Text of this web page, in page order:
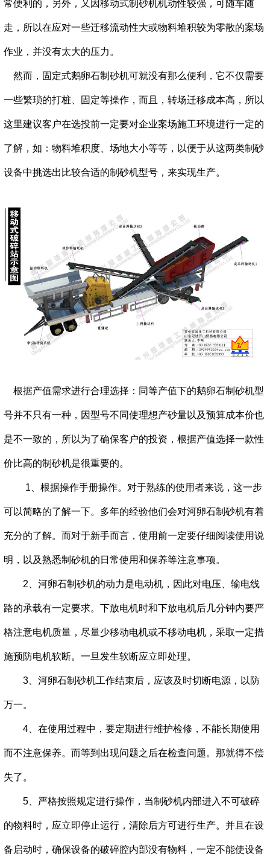
常便利的，另外，又因移动式制砂机机动性较强，可随车随
走，所以在应对一些迁移流动性大或物料堆积较为零散的案场
作业，并没有太大的压力。
然而，固定式鹅卵石制砂机可就没有那么便利，它不仅需要
一些繁琐的打桩、固定等操作，而且，转场迁移成本高，所以
这里建议客户在选投前一定要对企业案场施工环境进行一定的
了解，如：物料堆积度、场地大小等等，以便于从这两类制砂
设备中挑选出比较合适的制砂机型号，来实现生产。
根据产值需求进行合理选择：同等产值下的鹅卵石制砂机型
号并不只有一种，因型号不同使理想产砂量以及预算成本价也
是不一致的，所以为了确保客户的投资，根据产值选择一款性
价比高的制砂机是很重要的。
1、根据操作手册操作。对于熟练的使用者来说，这一步
可以简略的了解一下。多年的经验他们会对河卵石制砂机有着
充分的了解。而对于新手而言，使用前一定要仔细阅读使用说
明，以及熟悉制砂机的日常使用和保养等注意事项。
2、河卵石制砂机的动力是电动机，因此对电压、输电线
路的承载有一定要求。下放电机时和下放电机后几分钟内要严
格注意电机质量，尽量少移动电机或不移动电机，采取一定措
施预防电机软断。一旦发生软断应立即处理。
3、河卵石制砂机工作结束后，应该及时切断电源，以防
万一。
4、在使用过程中，要定期进行维护检修，不能长期使用
而不注意保养。而等到出现问题之后在检查问题。那就得不偿
失了。
5、严格按照规定进行操作，当制砂机内部进入不可破碎
的物料时，应立即停止运行，清除后方可进行生产。并且在设
备启动时，确保设备的破碎腔内部没有物料，一定不能使设备